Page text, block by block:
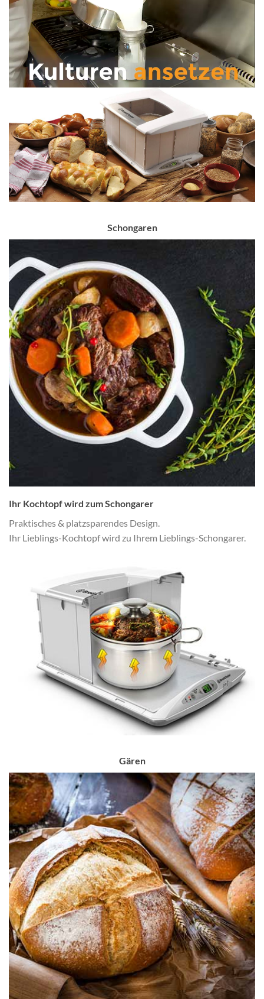
Schongaren
Ihr Kochtopf wird zum Schongarer
Praktisches & platzsparendes Design.
Ihr Lieblings-Kochtopf wird zu Ihrem Lieblings-Schongarer.
Gären